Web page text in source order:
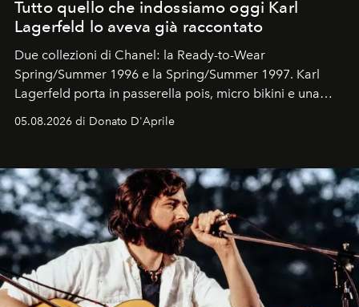
Tutto quello che indossiamo oggi Karl
Lagerfeld lo aveva già raccontato
Due collezioni di Chanel: la Ready-to-Wear
Spring/Summer 1996 e la Spring/Summer 1997. Karl
Lagerfeld porta in passerella pois, micro bikini e una
Kate, Claudia e Carla una dietro l'altra. Trent'anni dopo,
uno dei documenti più contemporanei che abbiamo.
05.08.2026 di Donato D'Aprile